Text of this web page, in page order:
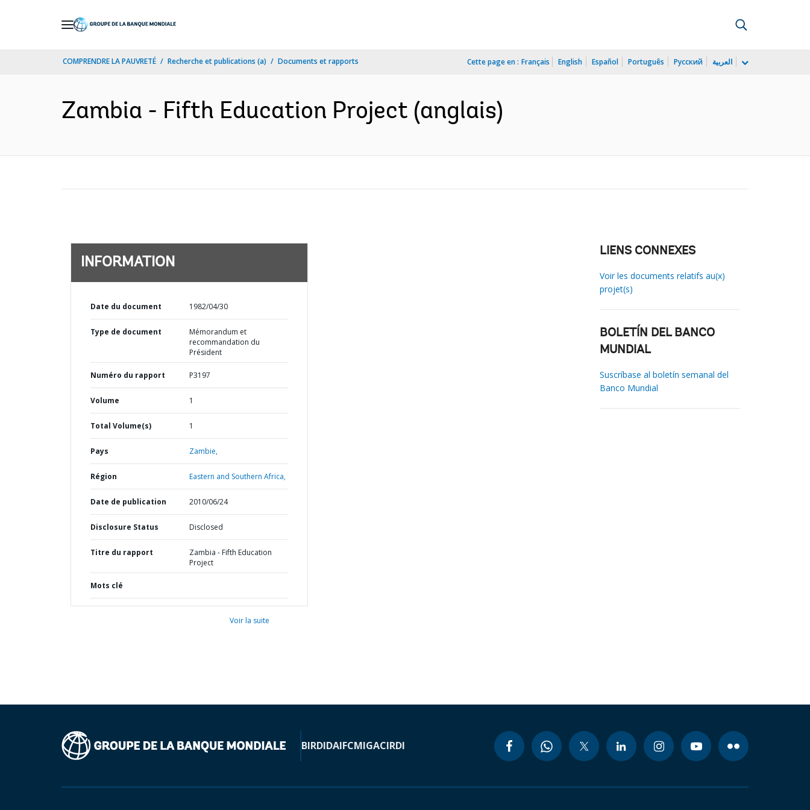
COMPRENDRE LA PAUVRETÉ Recherche et publications (a) Documents et rapports Cette page en : Français English Español Português Русский العربية
Zambia - Fifth Education Project (anglais)
INFORMATION
Date du document 1982/04/30
Type de document
Mémorandum et
recommandation du
Président
Numéro du rapport P3197
Volume 1
Total Volume(s) 1
Pays Zambie,
Région Eastern and Southern Africa,
Date de publication 2010/06/24
Disclosure Status Disclosed
Titre du rapport
Zambia - Fifth Education
Project
Mots clé
Voir la suite
LIENS CONNEXES
Voir les documents relatifs au(x)
projet(s)
BOLETÍN DEL BANCO
MUNDIAL
Suscríbase al boletín semanal del
Banco Mundial
BIRDIDAIFCMIGACIRDI